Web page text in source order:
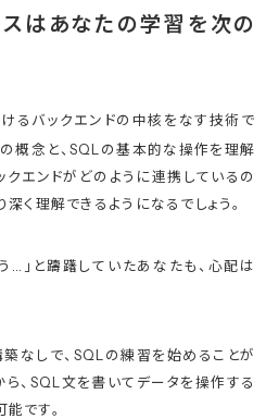
スはあなたの学習を次の
るバックエンドの中核をなす技術で
の概念と、SQLの基本的な操作を理解
クエンドがどのように連携しているの
く理解できるようになるでしょう。
…」と躊躇していたあなたも、心配は
なしで、SQLの練習を始めることが
、SQL文を書いてデータを操作する
です。